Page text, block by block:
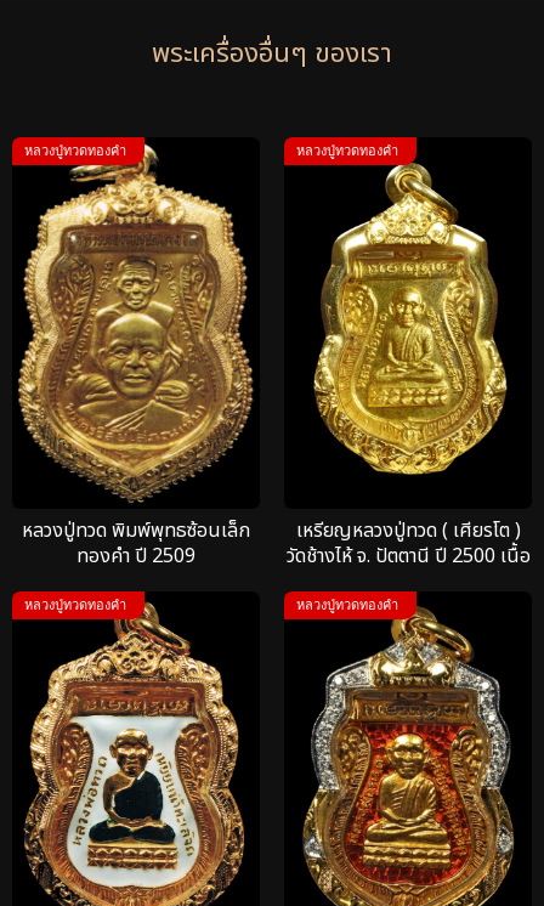
พระเครื่องอื่นๆ ของเรา
หลวงปู่ทวดทองคำ
หลวงปู่ทวด พิมพ์พุทธซ้อนเล็ก
ทองคำ ปี 2509
หลวงปู่ทวดทองคำ
เหรียญหลวงปู่ทวด ( เศียรโต )
วัดช้างไห้ จ. ปัตตานี ปี 2500 เนื้อ
หลวงปู่ทวดทองคำ หลวงปู่ทวดทองคำ